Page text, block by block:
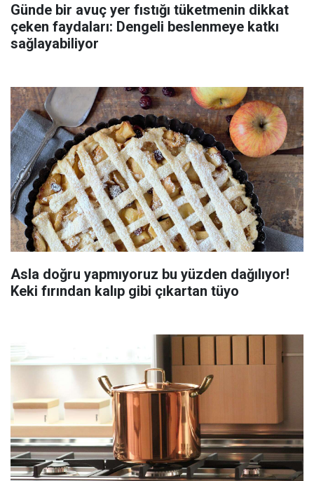
Günde bir avuç yer fıstığı tüketmenin dikkat
çeken faydaları: Dengeli beslenmeye katkı
sağlayabiliyor
Asla doğru yapmıyoruz bu yüzden dağılıyor!
Keki fırından kalıp gibi çıkartan tüyo